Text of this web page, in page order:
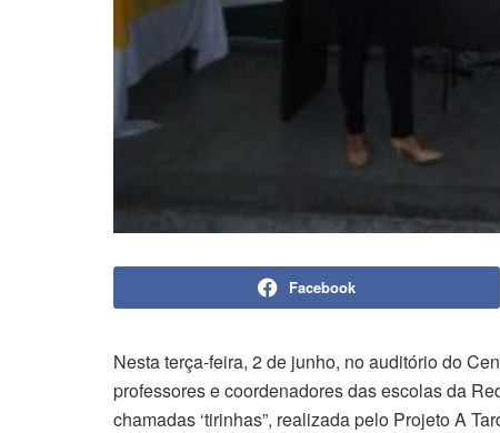
Facebook
Nesta terça-feira, 2 de junho, no auditório do
professores e coordenadores das escolas da
chamadas ‘tirinhas”, realizada pelo Projeto A